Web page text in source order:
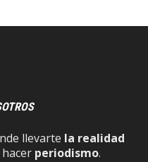
llevarte la realidad
periodismo.